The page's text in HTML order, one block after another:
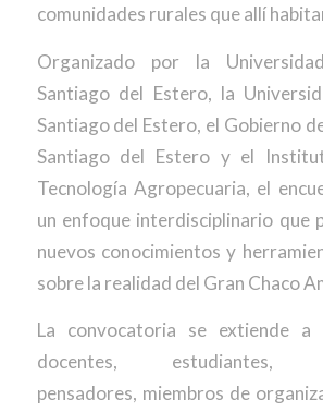
comunidades rurales que allí
Organizado por la
Santiago del Estero, la
Santiago del Estero, el Gobierno
Santiago del Estero y el
Tecnología Agropecuaria, el
un enfoque interdisciplinario que
nuevos conocimientos y
sobre la realidad del Gran Chaco
La convocatoria se extiende a
docentes, estudiantes,
pensadores, miembros de